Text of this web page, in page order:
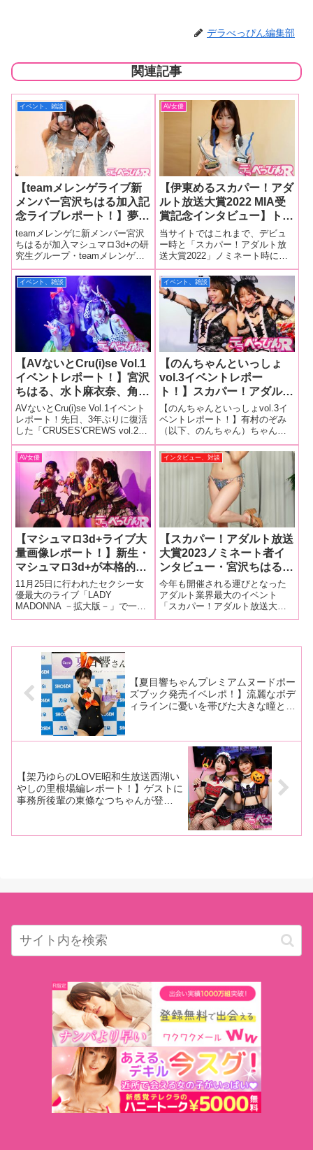
デラべっぴん編集部
関連記事
イベント、雑談
【teamメレンゲライブ新
メンバー宮沢ちはる加入記
念ライブレポート！】夢乃
美咲、宮沢ちはるの新生
teamメレンゲが華々しく
スタート！ ライブ最後に
はまたまた新メンバー加入
のサプライズ発表も！【メ
ッセージ動画あり！】
teamメレンゲに新メンバー宮沢
ちはるが加入マシュマロ3d+の研
究生グループ・teamメレンゲに
再び新戦力が加入！ 新メンバ
ーの加入を記念した定期ライブ
「マシュマロ3d+ teamメレンゲ
ライブvol.16 新メンバー 宮沢
ちはる加入記念ラ
AV女優
【伊東めるスカパー！アダ
ルト放送大賞2022 MIA受
賞記念インタビュー】トリ
リンガルのインテリ女優が
頭脳を駆使して
「MIA（Most Intelligent
Actress）」を受賞！「女
優さんと同じ土俵に立たな
いといけないというので、
ものすごく不安でした」
【前編】
当サイトではこれまで、デビュ
ー時と「スカパー！アダルト放
送大賞2022」ノミネート時に伊
東めるちゃんにインタビューを
してきました。その後、わずか
デビュー半年でアダルト界最大
の賞レースである「スカパー！
アダルト放送大賞2022」にノミ
ネートさ
イベント、雑談
【AVないとCru(i)se Vol.1
イベントレポート！】宮沢
ちはる、水卜麻衣奈、角名
つむぎがキュートなコスプ
レ姿で下ネタを連発！ 初
開催の事務所主催イベント
は大盛況で出港！
AVないとCru(i)se Vol.1イベント
レポート！先日、3年ぶりに復活
した「CRUSES’CREWS vol.2」
を大成功させたAV芸能事務所の
クルーズグループが、またまた
新ブランドのイベントを立ち上
げました！6月7日、東京・秋葉
原コ
イベント、雑談
【のんちゃんといっしょ
vol.3イベントレポー
ト！】スカパー！アダルト
EXガールズの有村のぞみ
と宮沢ちはるがセクシーバ
ニースタイルで共演！大喜
利対決ではシュールな回答
が続出！
【のんちゃんといっしょvol.3イ
ベントレポート！】有村のぞみ
（以下、のんちゃん）ちゃん冠
イベント「のんちゃんといっし
ょ」の第3回目が、12月10日に東
京・レフカダ新宿で行われ、ゲ
ストには宮沢ちはる（以下、ち
はるん）ちゃんが登場しまし
AV女優
【マシュマロ3d+ライブ大
量画像レポート！】新生・
マシュマロ3d+が本格的に
始動開始！宮沢ちはるが加
入しますますパワーアッ
プ！乙アリス、NIMO、
蘭々も触発されライブは大
11月25日に行われたセクシー女
優最大のライブ「LADY
MADONNA －拡大版－」で一足
先に新体制をお披露目したマシ
ちはるちゃん）が、ホームグラ
ウンドである東京・レフカダ新
インタビュー、対談
【スカパー！アダルト放送
大賞2023ノミネート者イ
ンタビュー・宮沢ちはる】
引退イヤーにスカパー！ア
ダルト放送大賞に再チャレ
ンジ！ 「みんなの力にな
りたいと思っているので、
す！」
今年も開催される運びとなった
アダルト業界最大のイベント
「スカパー！アダルト放送大賞
2023」。昨年から各賞がリニュ
【夏目響ちゃんプレミアムヌードポー
ズブック発売イベレポ！】流麗なボデ
ィラインに憂いを帯びた大きな瞳と官
【架乃ゆらのLOVE昭和生放送西湖い
やしの里根場編レポート！】ゲストに
事務所後輩の東條なつちゃんが登